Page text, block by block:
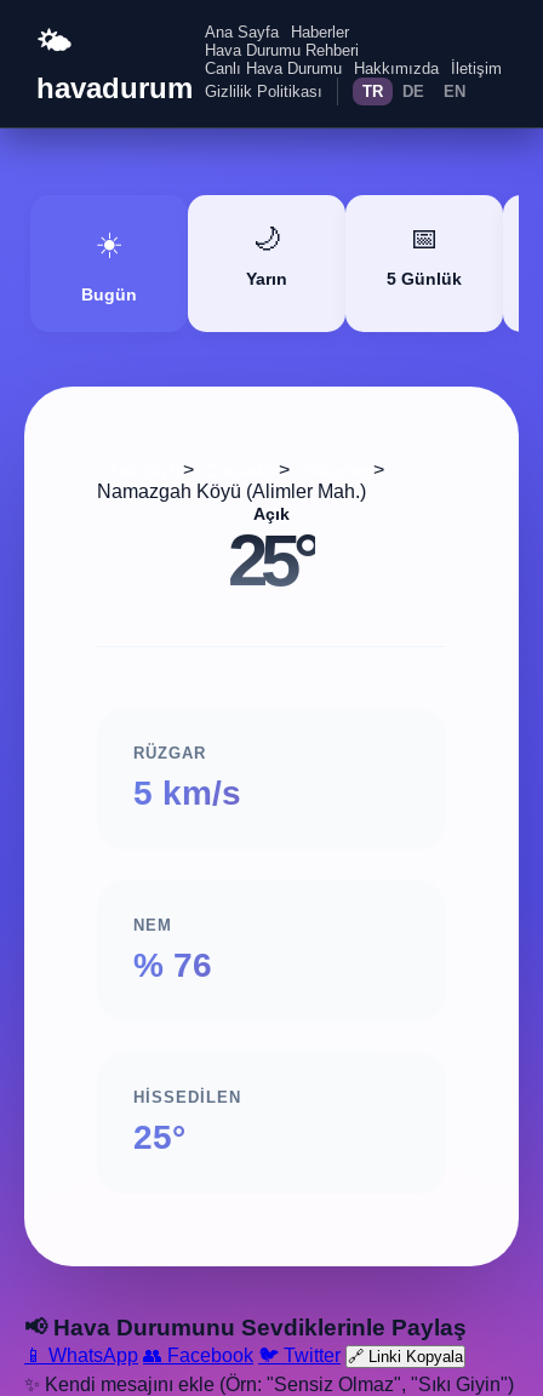
🌤️
havadurum
Ana Sayfa
Haberler
Hava Durumu Rehberi
Canlı Hava Durumu
Hakkımızda
İletişim
Gizlilik Politikası
TR DE EN
☀️
Bugün
🌙
Yarın
📅
5 Günlük
> >
>
Namazgah Köyü (Alimler Mah.)
Açık
25°
RÜZGAR
5 km/s
NEM
% 76
HISSEDILEN
25°
📢 Hava Durumunu Sevdiklerinle Paylaş
📱 WhatsApp 👥 Facebook 🐦 Twitter 🔗 Linki Kopyala
✨ Kendi mesajını ekle (Örn: "Sensiz Olmaz", "Sıkı Giyin")